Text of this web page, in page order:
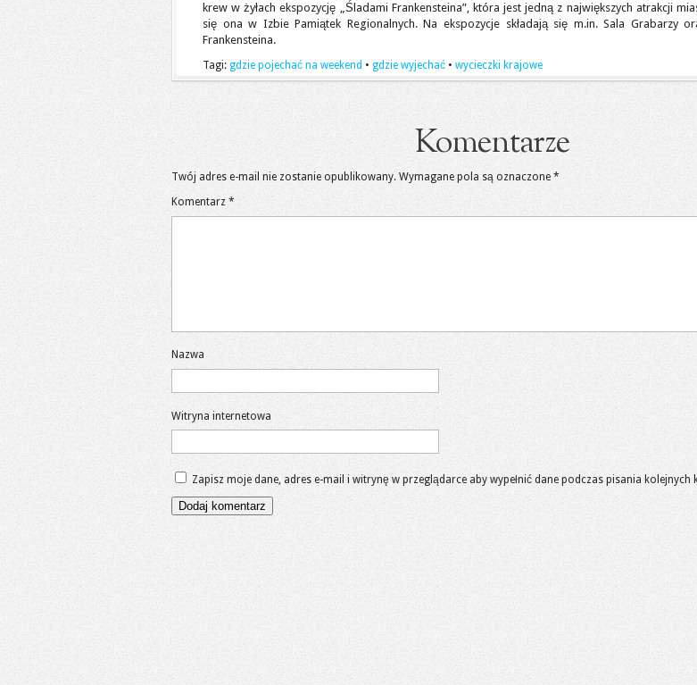
krew w żyłach ekspozycję „Śladami Frankensteina”, która jest jedną z największych atrakcji
się ona w Izbie Pamiątek Regionalnych. Na ekspozycje składają się m.in. Sala Grabarzy
Frankensteina.
Tagi: gdzie pojechać na weekend • gdzie wyjechać • wycieczki krajowe
Komentarze
Twój adres e-mail nie zostanie opublikowany. Wymagane pola są oznaczone *
Komentarz *
Nazwa
Witryna internetowa
Zapisz moje dane, adres e-mail i witrynę w przeglądarce aby wypełnić dane podczas pisania kolejnych